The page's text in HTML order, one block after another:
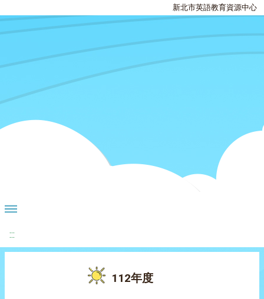
新北市英語教育資源中心
:::
112年度